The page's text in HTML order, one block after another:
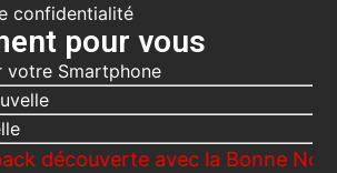
confidentialité
pour vous
votre Smartphone
avec la Bonne Nouvelle,